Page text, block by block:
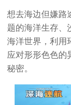
想去海边但嫌路
题的海洋生存、
海洋世界，利用
应对形形色色的
秘密。